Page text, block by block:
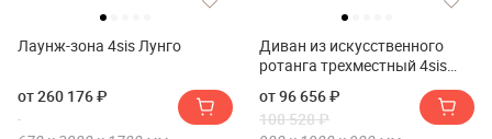
Лаунж-зона 4sis Лунго
от 260 176 ₽
Диван из искусственного
ротанга трехместный 4sis
от 96 656 ₽
108 528 ₽